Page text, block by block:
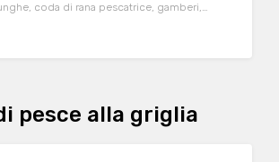
coda di rana pescatrice, gamberi,
pesce alla griglia